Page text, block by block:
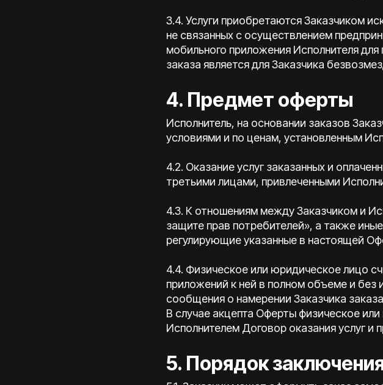
3.4. Услуги приобретаются Заказчиком
не связанных с осуществлением
мобильного приложения Исполнителя
заказа является для Заказчика
4. Предмет оферты
Исполнитель, на основании заказов
условиями и по ценам, установленным
4.2. Оказание услуг заказанных и
третьими лицами, привлеченными
4.3. К отношениям между Заказчиком и
защите прав потребителей», а также
регулирующие указанные в настоящей
4.4. Физическое или юридическое лицо
приложений к ней в полном объеме и без
сообщения о намерении Заказчика
В случае акцепта Оферты физическое
Исполнителем Договор оказания услуг и
5. Порядок